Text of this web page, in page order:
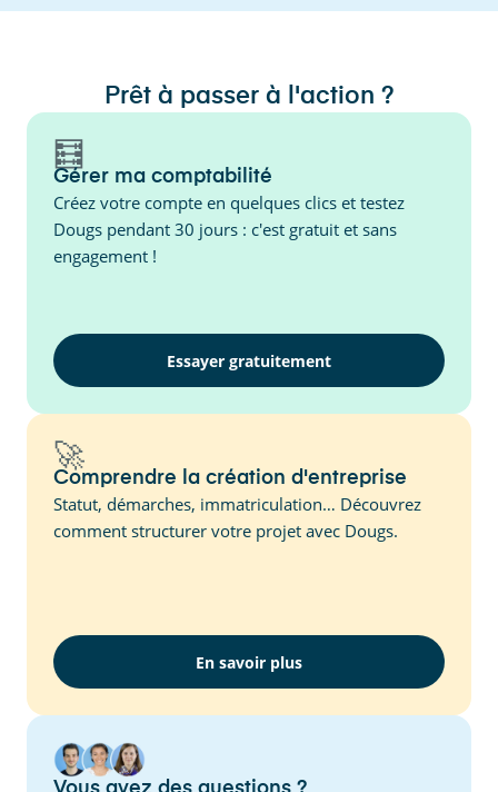
Prêt à passer à l'action ?
🧮
Gérer ma comptabilité
Créez votre compte en quelques clics et testez
Dougs pendant 30 jours : c'est gratuit et sans
engagement !
Essayer gratuitement
🚀
Comprendre la création d'entreprise
Statut, démarches, immatriculation… Découvrez
comment structurer votre projet avec Dougs.
En savoir plus